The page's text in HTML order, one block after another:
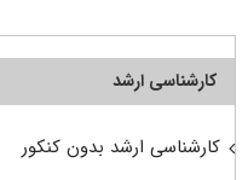
کارشناسی ارشد
کارشناسی ارشد بدون کنکور